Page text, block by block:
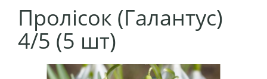
Пролісок (Галантус)
4/5 (5 шт)